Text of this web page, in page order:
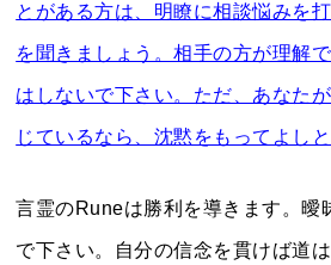
とがある方は、明瞭に相談悩みを
を聞きましょう。相手の方が理解
はしないで下さい。ただ、あなた
じているなら、沈黙をもってよしと
言霊のRuneは勝利を導きます。曖
で下さい。自分の信念を貫けば道